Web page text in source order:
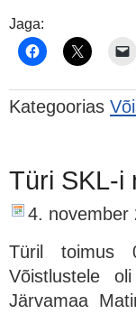
Jaga:
Kategoorias
Türi SKL-i
4. november
Türil toimus
Võistlustele
Järvamaa